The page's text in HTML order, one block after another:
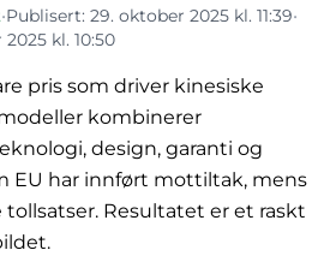
•Publisert: 29. oktober 2025 kl. 11:39•
kl. 10:50
pris som driver kinesiske
kombinerer
design, garanti og
EU har innført mottiltak, mens
Resultatet er et raskt